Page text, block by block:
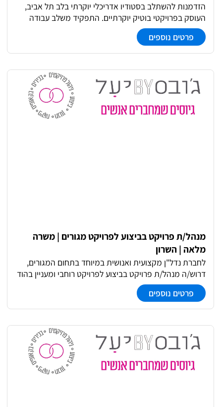
הזדמנות להשתלב בסטודיו אדריכלי יוקרתי בלב תל אביב,
העוסק בפרויקטי בוטיק יוקרתיים. התפקיד משלב עבודה
קריאטיבית כחלק מתהליך התכנון משלב הקונספט ועד
יצירת הדמיות ברמה גבוהה. עבודה צמודה עם צוותי תכנון
ואדריכלים, הבנה עמוקה של שפה אדריכלית ותרגום רעיונות
פרטים נוספים
מנהל/ת פרויקט בביצוע לפרויקט מגורים | משרה
מלאה | השרון
לחברת נדל"ן מקצועית ואנושית במיוחד בתחום המגורים,
דרוש/ה מנהל/ת פרויקט בביצוע לפרויקט רוחבי ומעניין בהוד
השרון רגע לפני עלייה לשטח. סטנדרט ביצוע גבוה, גב
מקצועי ויחס אישי. ניהול פרויקט מגורים משלב הקמה ועד
מסירה הובלת צוותי שטח, קבלני משנה, ספקים ויועצים
מרובים בשטח ובמטה אחריות מלאה על איכות הביצוע, סדר
ובקרה דרישות:
פרטים נוספים